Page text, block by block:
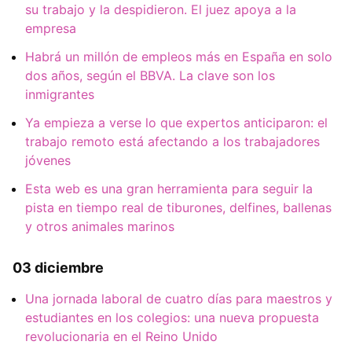
su trabajo y la despidieron. El juez apoya a la
empresa
Habrá un millón de empleos más en España en solo
dos años, según el BBVA. La clave son los
inmigrantes
Ya empieza a verse lo que expertos anticiparon: el
trabajo remoto está afectando a los trabajadores
jóvenes
Esta web es una gran herramienta para seguir la
pista en tiempo real de tiburones, delfines, ballenas
y otros animales marinos
03 diciembre
Una jornada laboral de cuatro días para maestros y
estudiantes en los colegios: una nueva propuesta
revolucionaria en el Reino Unido